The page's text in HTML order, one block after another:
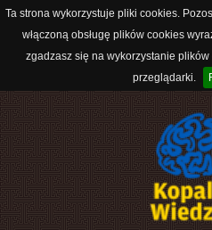
Ta strona wykorzystuje pliki cookies.
włączoną obsługę plików cookies
zgadzasz się na wykorzystanie
przeglądarki.